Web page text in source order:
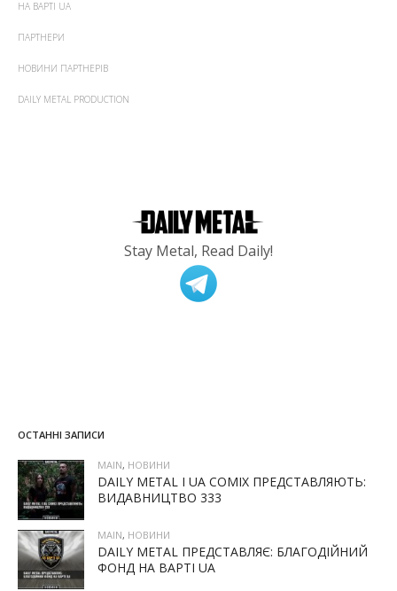
НА ВАРТІ UA
ПАРТНЕРИ
НОВИНИ ПАРТНЕРІВ
DAILY METAL PRODUCTION
Stay Metal, Read Daily!
ОСТАННІ ЗАПИСИ
MAIN, НОВИНИ
DAILY METAL І UA COMIX ПРЕДСТАВЛЯЮТЬ:
ВИДАВНИЦТВО 333
MAIN, НОВИНИ
DAILY METAL ПРЕДСТАВЛЯЄ: БЛАГОДІЙНИЙ
ФОНД НА ВАРТІ UA